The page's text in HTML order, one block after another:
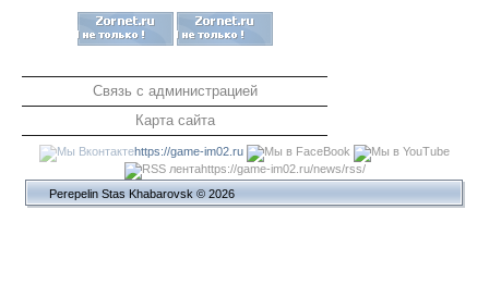
Связь с администрацией
Карта сайта
https://game-im02.ru
https://game-im02.ru/news/rss/
Perepelin Stas Khabarovsk © 2026